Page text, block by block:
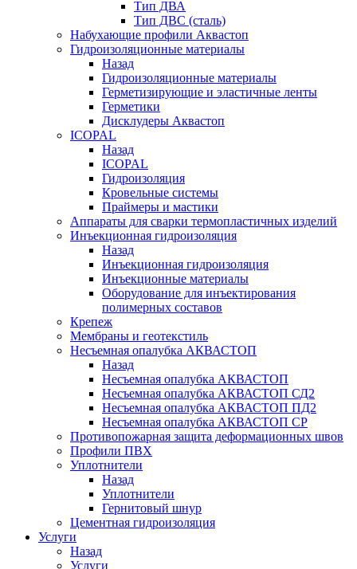
Тип ДВА
Тип ДВС (сталь)
Набухающие профили Аквастоп
Гидроизоляционные материалы
Назад
Гидроизоляционные материалы
Герметизирующие и эластичные ленты
Герметики
Дисклудеры Аквастоп
ICOPAL
Назад
ICOPAL
Гидроизоляция
Кровельные системы
Праймеры и мастики
Аппараты для сварки термопластичных изделий
Инъекционная гидроизоляция
Назад
Инъекционная гидроизоляция
Инъекционные материалы
Оборудование для инъектирования
полимерных составов
Крепеж
Мембраны и геотекстиль
Несъемная опалубка АКВАСТОП
Назад
Несъемная опалубка АКВАСТОП
Несъемная опалубка АКВАСТОП СД2
Несъемная опалубка АКВАСТОП ПД2
Несъемная опалубка АКВАСТОП СР
Противопожарная защита деформационных швов
Профили ПВХ
Уплотнители
Назад
Уплотнители
Гернитовый шнур
Цементная гидроизоляция
Услуги
Назад
Услуги